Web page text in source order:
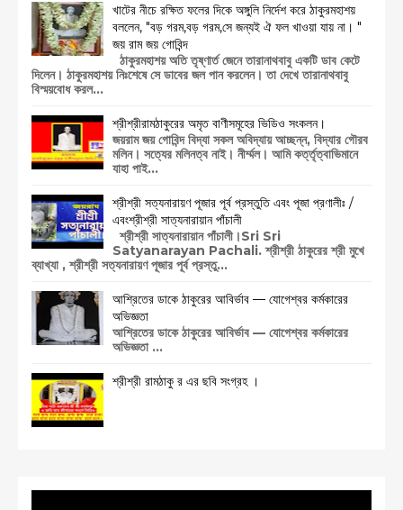
খাটের নীচে রক্ষিত ফলের দিকে অঙ্গুলি নির্দেশ করে ঠাকুরমহাশয়
বললেন, "বড় গরম,বড় গরম,সে জন্যই ঐ ফল খাওয়া যায় না। "
জয় রাম জয় গোবিন্দ
ঠাকুরমহাশয় অতি তৃষ্ণার্ত জেনে তারানাথবাবু একটি ডাব কেটে
দিলেন। ঠাকুরমহাশয় নিঃশেষে সে ডাবের জল পান করলেন। তা দেখে তারানাথবাবু
বিস্ময়বোধ করল...
শ্রীশ্রীরামঠাকুরের অমৃত বাণীসমূহের ভিডিও সংকলন।
জয়রাম জয় গোবিন্দ বিদ্যা সকল অবিদ্যায় আচ্ছন্ন, বিদ্যার গৌরব
মলিন। সত্যের মলিনত্ব নাই। নীর্ম্মল। আমি কর্ত্তৃত্বাভিমানে
যাহা পাই...
শ্রীশ্রী সত্যনারায়ণ পূজার পূর্ব প্রস্তুতি এবং পূজা প্রণালীঃ /
এবংশ্রীশ্রী সাত্যনারায়ান পাঁচালী
শ্রীশ্রী সাত্যনারায়ান পাঁচালী।Sri Sri
Satyanarayan Pachali. শ্রীশ্রী ঠাকুরের শ্রী মুখে
ব্যাখ্যা , শ্রীশ্রী সত্যনারায়ণ পূজার পূর্ব প্রস্তু...
আশ্রিতের ডাকে ঠাকুরের আবির্ভাব — যোগেশ্বর কর্মকারের
অভিজ্ঞতা
আশ্রিতের ডাকে ঠাকুরের আবির্ভাব — যোগেশ্বর কর্মকারের
অভিজ্ঞতা ...
শ্রীশ্রী রামঠাকু র এর ছবি সংগ্রহ ।